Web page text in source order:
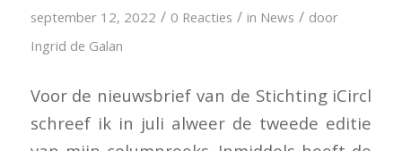
september 12, 2022 / 0 Reacties / in News / door
Ingrid de Galan
Voor de nieuwsbrief van de Stichting iCircl
schreef ik in juli alweer de tweede editie